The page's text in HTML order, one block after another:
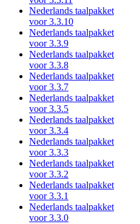
Nederlands taalpakket
voor 3.3.10
Nederlands taalpakket
voor 3.3.9
Nederlands taalpakket
voor 3.3.8
Nederlands taalpakket
voor 3.3.7
Nederlands taalpakket
voor 3.3.5
Nederlands taalpakket
voor 3.3.4
Nederlands taalpakket
voor 3.3.3
Nederlands taalpakket
voor 3.3.2
Nederlands taalpakket
voor 3.3.1
Nederlands taalpakket
voor 3.3.0